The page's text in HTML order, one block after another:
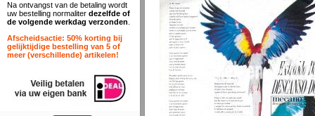
Na ontvangst van de betaling wordt
uw bestelling normaliter dezelfde of
de volgende werkdag verzonden
Afscheidsactie: 50% korting bij
gelijktijdige bestelling van 5 of
meer (verschillende) artikelen!